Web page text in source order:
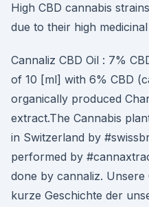
High CBD cannabis
due to their high
Cannaliz CBD Oil : 7%
of 10 [ml] with 6% CBD
organically produced
extract.The Cannabis
in Switzerland by
performed by
done by cannaliz. Unsere
kurze Geschichte der